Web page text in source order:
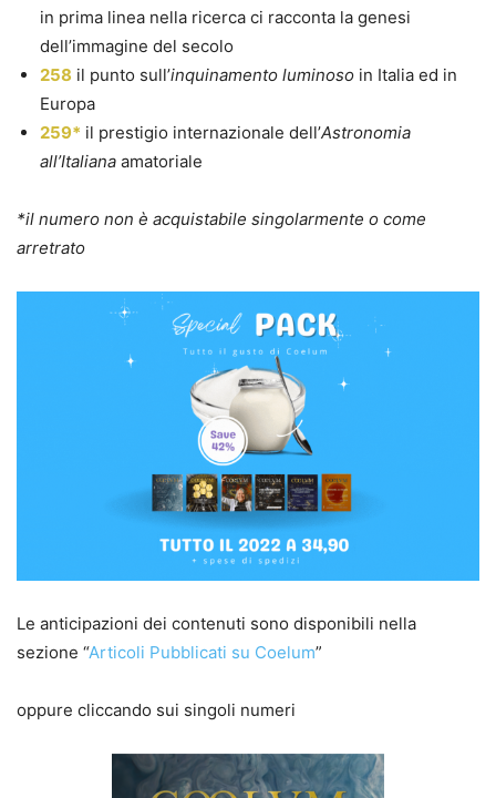
in prima linea nella ricerca ci racconta la genesi
dell’immagine del secolo
258 il punto sull’inquinamento luminoso in Italia ed in
Europa
259* il prestigio internazionale dell’Astronomia
all’Italiana amatoriale
*il numero non è acquistabile singolarmente o come
arretrato
Le anticipazioni dei contenuti sono disponibili nella
sezione “Articoli Pubblicati su Coelum”
oppure cliccando sui singoli numeri